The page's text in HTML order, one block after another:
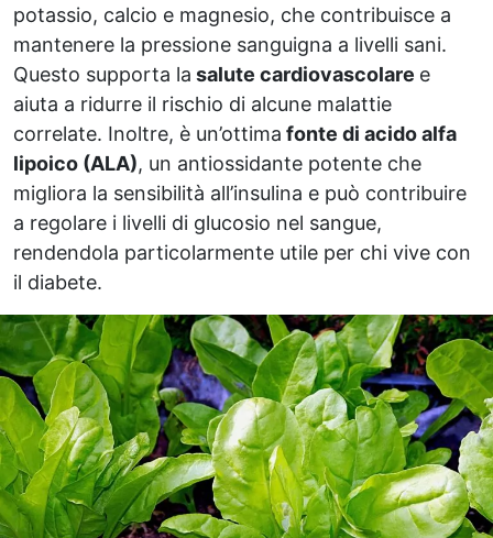
potassio, calcio e magnesio, che contribuisce a
mantenere la pressione sanguigna a livelli sani.
Questo supporta la salute cardiovascolare e
aiuta a ridurre il rischio di alcune malattie
correlate. Inoltre, è un’ottima fonte di acido alfa
lipoico (ALA), un antiossidante potente che
migliora la sensibilità all’insulina e può contribuire
a regolare i livelli di glucosio nel sangue,
rendendola particolarmente utile per chi vive con
il diabete.